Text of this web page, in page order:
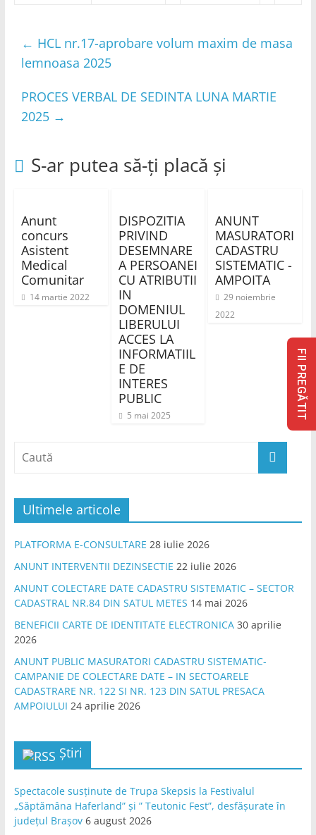
← HCL nr.17-aprobare volum maxim de masa
lemnoasa 2025
PROCES VERBAL DE SEDINTA LUNA MARTIE
2025 →
S-ar putea să-ți placă și
Anunt
concurs
Asistent
Medical
Comunitar
14 martie 2022
DISPOZITIA
PRIVIND
DESEMNARE
A PERSOANEI
CU ATRIBUTII
IN
DOMENIUL
LIBERULUI
ACCES LA
INFORMATIIL
E DE
INTERES
PUBLIC
5 mai 2025
ANUNT
MASURATORI
CADASTRU
SISTEMATIC -
AMPOITA
29 noiembrie
2022
Ultimele articole
PLATFORMA E-CONSULTARE 28 iulie 2026
ANUNT INTERVENTII DEZINSECTIE 22 iulie 2026
ANUNT COLECTARE DATE CADASTRU SISTEMATIC – SECTOR
CADASTRAL NR.84 DIN SATUL METES 14 mai 2026
BENEFICII CARTE DE IDENTITATE ELECTRONICA 30 aprilie
2026
ANUNT PUBLIC MASURATORI CADASTRU SISTEMATIC-
CAMPANIE DE COLECTARE DATE – IN SECTOARELE
CADASTRARE NR. 122 SI NR. 123 DIN SATUL PRESACA
AMPOIULUI 24 aprilie 2026
Știri
Spectacole susținute de Trupa Skepsis la Festivalul
„Săptămâna Haferland” și ” Teutonic Fest”, desfășurate în
județul Brașov 6 august 2026
FII PREGĂTIT